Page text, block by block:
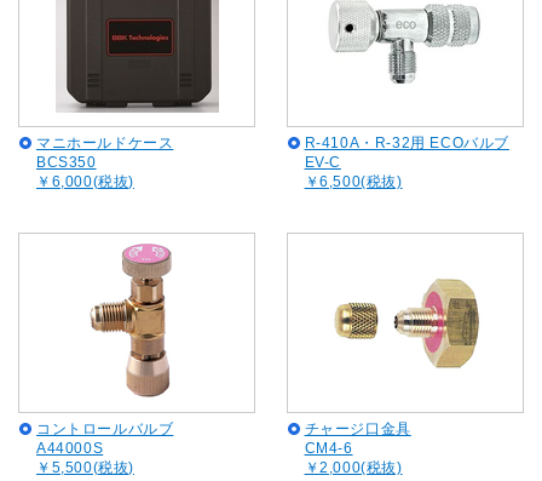
マニホールドケース
BCS350
￥6,000(税抜)
R-410A・R-32用 ECOバルブ
EV-C
￥6,500(税抜)
コントロールバルブ
A44000S
￥5,500(税抜)
チャージ口金具
CM4-6
￥2,000(税抜)